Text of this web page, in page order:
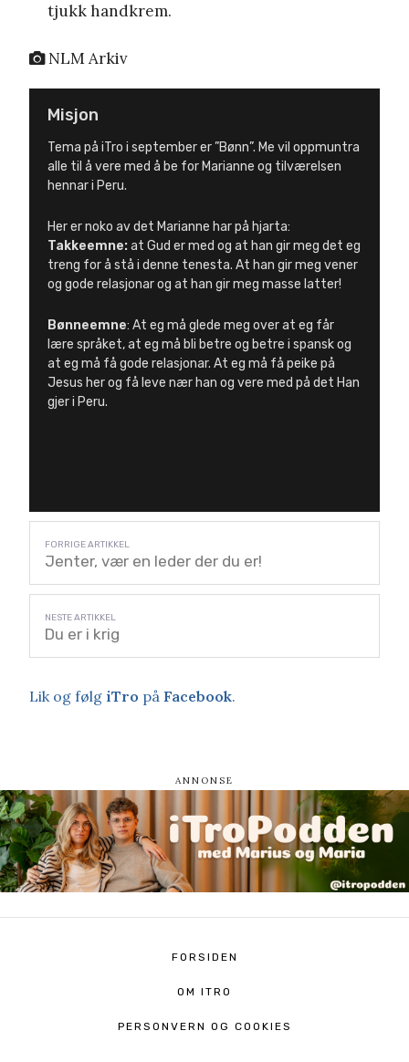
tjukk handkrem.
NLM Arkiv
Misjon
Tema på iTro i september er ”Bønn”. Me vil oppmuntra
alle til å vere med å be for Marianne og tilværelsen
hennar i Peru.
Her er noko av det Marianne har på hjarta:
Takkeemne:at Gud er med og at han gir meg det eg
treng for å stå i denne tenesta. At han gir meg vener
og gode relasjonar og at han gir meg masse latter!
Bønneemne: At eg må glede meg over at eg får
lære språket, at eg må bli betre og betre i spansk og
at eg må få gode relasjonar. At eg må få peike på
Jesus her og få leve nær han og vere med på det Han
gjer i Peru.
Jenter, vær en leder der du er!
Du er i krig
Lik og følg iTro på Facebook.
FORSIDEN
OM ITRO
PERSONVERN OG COOKIES